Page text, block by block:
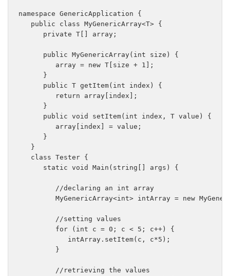
namespace GenericApplication {
   public class MyGenericArray<T> {
      private T[] array;
      public MyGenericArray(int size) {
         array = new T[size + 1];
      }
      public T getItem(int index) {
         return array[index];
      }
      public void setItem(int index, T value) {
         array[index] = value;
      }
   }
   class Tester {
      static void Main(string[] args) {
         //declaring an int array
MyGenericArray<int> intArray = new
         //setting values
         for (int c = 0; c < 5; c++) {
            intArray.setItem(c, c*5);
         }
         //retrieving the values